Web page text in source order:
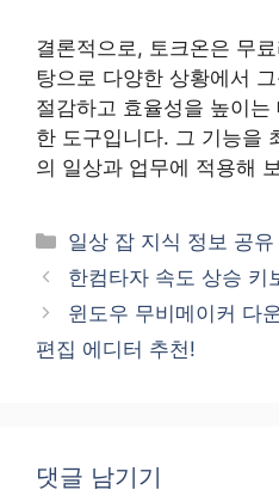
결론적으로, 토크온은 무
탕으로 다양한 상황에서
절감하고 효율성을 높이
한 도구입니다. 그 기능을
의 일상과 업무에 적용해
카
테
리
일상 잡 지식 정보 공유
한컴타자 속도 상승 키
윈도우 무비메이커 다
편집 에디터 추천!
댓글 남기기